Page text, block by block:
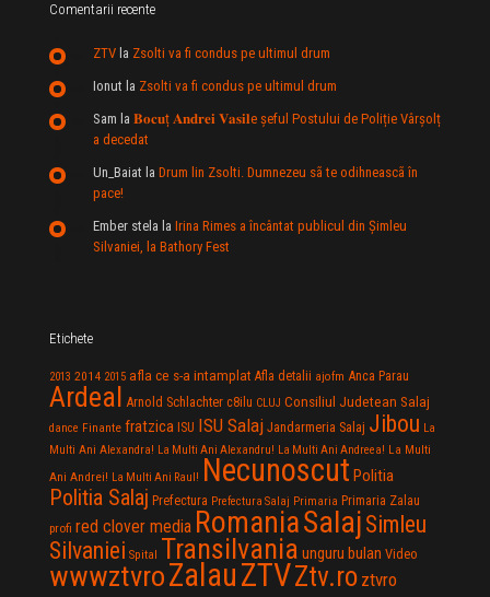
Comentarii recente
ZTV la Zsolti va fi condus pe ultimul drum
Ionut la Zsolti va fi condus pe ultimul drum
Sam la 𝐁𝐨𝐜𝐮ț 𝐀𝐧𝐝𝐫𝐞𝐢 𝐕𝐚𝐬𝐢𝐥e şeful Postului de Poliție Vârșolț
a decedat
Un_Baiat la Drum lin Zsolti. Dumnezeu sã te odihneascã în
pace!
Ember stela la Irina Rimes a încântat publicul din Şimleu
Silvaniei, la Bathory Fest
Etichete
2013 2014 2015 afla ce s-a intamplat Afla detalii ajofm Anca Parau
Ardeal Arnold Schlachter c8ilu CLUJ Consiliul Judetean Salaj
dance Finante fratzica ISU ISU Salaj Jandarmeria Salaj Jibou La
Multi Ani Alexandra! La Multi Ani Alexandru! La Multi Ani Andreea! La Multi
Ani Andrei! La Multi Ani Raul! Necunoscut Politia
Politia Salaj Prefectura Prefectura Salaj Primaria Primaria Zalau
profi red clover media RomaniaSalaj Simleu
Silvaniei Spital Transilvania unguru bulan Video
wwwztvroZalauZTVZtv.ro ztvro